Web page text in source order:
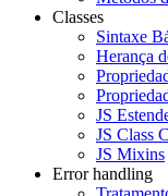
Classes
Sintaxe
Herança
JS
JS Class
JS Mixins
Error handling